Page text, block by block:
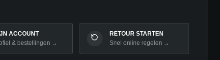
ACCOUNT
& bestellingen →
RETOUR STARTEN
Snel online regelen →